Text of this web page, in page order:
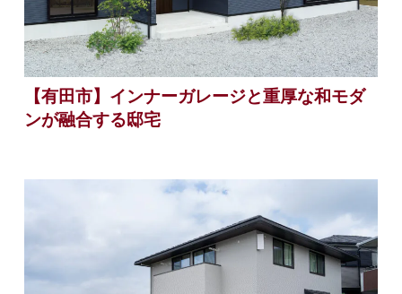
【有田市】インナーガレージと重厚な和モダ
ンが融合する邸宅